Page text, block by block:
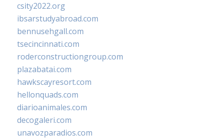
csity2022.org
ibsarstudyabroad.com
bennusehgall.com
tsecincinnati.com
roderconstructiongroup.com
plazabatai.com
hawkscayresort.com
hellonquads.com
diarioanimales.com
decogaleri.com
unavozparadios.com